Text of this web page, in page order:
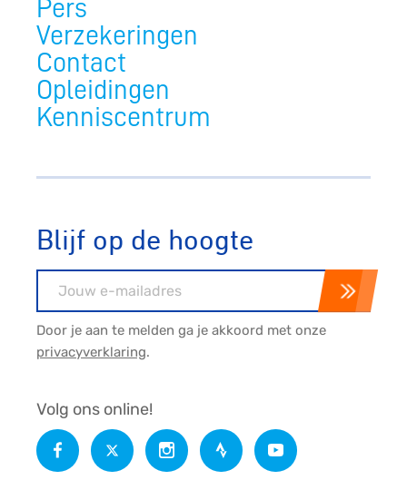
Pers
Verzekeringen
Contact
Opleidingen
Kenniscentrum
Blijf op de hoogte
Door je aan te melden ga je akkoord met onze
privacyverklaring.
Volg ons online!